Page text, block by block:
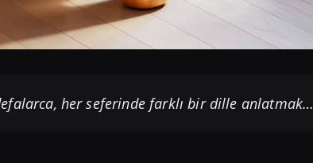
her seferinde farklı bir dille